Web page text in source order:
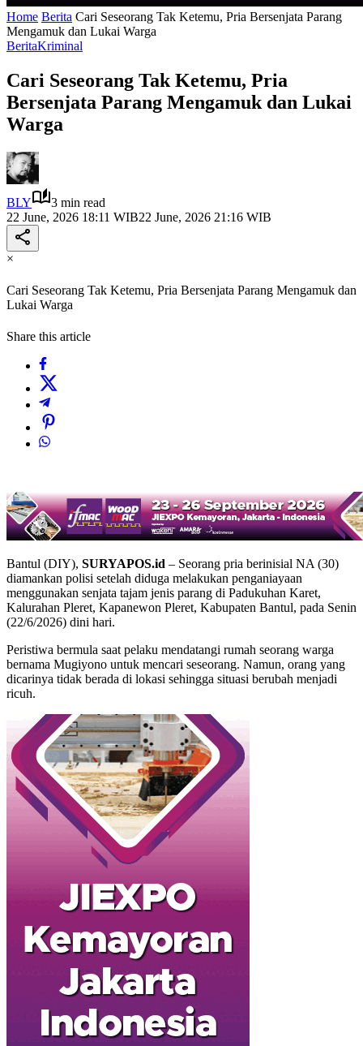
Home Berita Cari Seseorang Tak Ketemu, Pria Bersenjata Parang
Mengamuk dan Lukai Warga
BeritaKriminal
Cari Seseorang Tak Ketemu, Pria
Bersenjata Parang Mengamuk dan Lukai
Warga
BLY
3 min read
22 June, 2026 18:11 WIB22 June, 2026 21:16 WIB
×
Cari Seseorang Tak Ketemu, Pria Bersenjata Parang Mengamuk dan
Lukai Warga
Share this article
Bantul (DIY), SURYAPOS.id – Seorang pria berinisial NA (30)
diamankan polisi setelah diduga melakukan penganiayaan
menggunakan senjata tajam jenis parang di Padukuhan Karet,
Kalurahan Pleret, Kapanewon Pleret, Kabupaten Bantul, pada Senin
(22/6/2026) dini hari.
Peristiwa bermula saat pelaku mendatangi rumah seorang warga
bernama Mugiyono untuk mencari seseorang. Namun, orang yang
dicarinya tidak berada di lokasi sehingga situasi berubah menjadi
ricuh.